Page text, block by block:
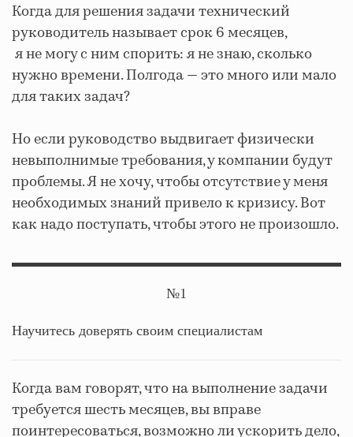
Когда для решения задачи технический
руководитель называет срок 6 месяцев,
я не могу с ним спорить: я не знаю, сколько
нужно времени. Полгода — это много или мало
для таких задач?
Но если руководство выдвигает физически
невыполнимые требования, у компании будут
проблемы. Я не хочу, чтобы отсутствие у меня
необходимых знаний привело к кризису. Вот
как надо поступать, чтобы этого не произошло.
№1
Научитесь доверять своим специалистам
Когда вам говорят, что на выполнение задачи
требуется шесть месяцев, вы вправе
поинтересоваться, возможно ли ускорить дело,